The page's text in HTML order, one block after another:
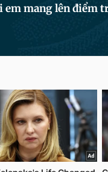
mang lên điểm